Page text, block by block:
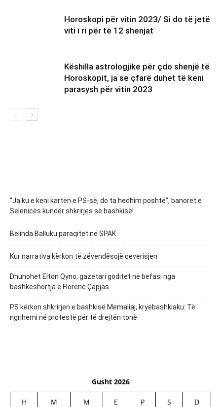
Horoskopi për vitin 2023/ Si do të jetë
viti i ri për të 12 shenjat
Këshilla astrologjike për çdo shenjë të
Horoskopit, ja se çfarë duhet të keni
parasysh për vitin 2023
“Ja ku e keni kartën e PS-së, do ta hedhim poshtë”, banorët e
Selenicës kundër shkrirjes së bashkisë!
Belinda Balluku paraqitet në SPAK
Kur narrativa kërkon të zëvendësojë qeverisjen
Dhunohet Elton Qyno, gazetari goditet në befasi nga
bashkëshortja e Florenc Çapjas
PS kërkon shkrirjen e bashkisë Memaliaj, kryebashkiaku: Të
ngrihemi në protestë për të drejtën tonë
Gusht 2026
H M M E P S D